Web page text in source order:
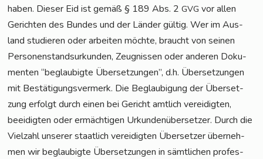
haben. Die­ser Eid ist gemäß § 189 Abs. 2GVG vor allen
Gerich­ten des Bun­des und der Län­der gül­tig. Wer im Aus­
land stu­die­ren oder arbei­ten möch­te, braucht von sei­nen
Per­so­nen­stand­sur­kun­den, Zeug­nis­sen oder ande­ren Doku­
men­ten “beglau­big­te Über­set­zun­gen”, d.h. Über­set­zun­gen
mit Bestä­ti­gungs­ver­merk. Die Beglau­bi­gung der Über­set­
zung erfolgt durch einen bei Gericht amt­lich ver­ei­dig­ten,
beei­dig­ten oder ermäch­ti­gen Urkun­den­über­set­zer. Durch die
Viel­zahl unse­rer staat­lich ver­ei­dig­ten Über­set­zer über­neh­
men wir beglau­big­te Über­set­zun­gen in sämt­li­chen pro­fes­